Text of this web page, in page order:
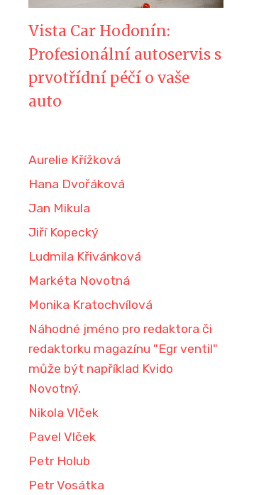
Vista Car Hodonín:
Profesionální autoservis s
prvotřídní péčí o vaše
auto
Aurelie Křížková
Hana Dvořáková
Jan Mikula
Jiří Kopecký
Ludmila Křivánková
Markéta Novotná
Monika Kratochvílová
Náhodné jméno pro redaktora či
redaktorku magazínu "Egr ventil"
může být například Kvido
Novotný.
Nikola Vlček
Pavel Vlček
Petr Holub
Petr Vosátka